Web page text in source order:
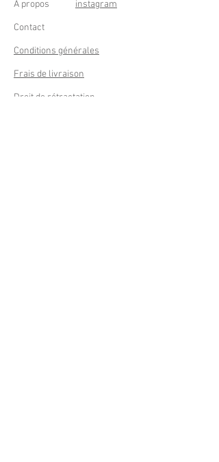
A propos
Contact
Conditions générales
Frais de livraison
Droit de rétractation
instagram